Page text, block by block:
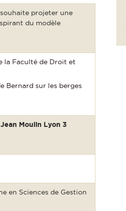
projeter une
du modèle
la Faculté de Droit et
Bernard sur les berges
Moulin Lyon 3
en Sciences de Gestion